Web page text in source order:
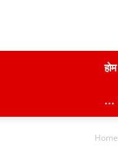
होम
…
Home